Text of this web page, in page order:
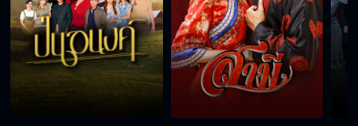
จะไปไหนต้องให้ผมไปด้วย
อยู่ใกล้ขนาดนี้ไม่รู้สึกอะไรบ้างเหรอ